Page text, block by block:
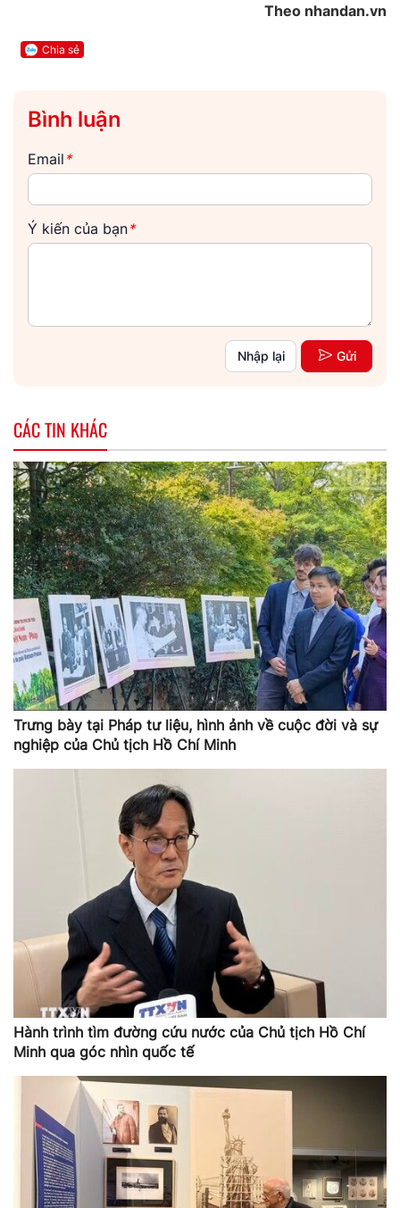
Theo nhandan.vn
Chia sẻ
Bình luận
Email *
Ý kiến của bạn*
Nhập lại Gửi
CÁC TIN KHÁC
Trưng bày tại Pháp tư liệu, hình ảnh về cuộc đời và sự
nghiệp của Chủ tịch Hồ Chí Minh
Hành trình tìm đường cứu nước của Chủ tịch Hồ Chí
Minh qua góc nhìn quốc tế